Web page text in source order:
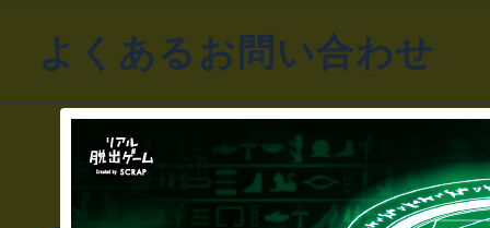
よくあるお問い合わせ
▼一般のお客様